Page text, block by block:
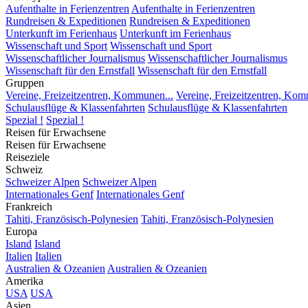
Aufenthalte in Ferienzentren Aufenthalte in Ferienzentren
Rundreisen & Expeditionen Rundreisen & Expeditionen
Unterkunft im Ferienhaus Unterkunft im Ferienhaus
Wissenschaft und Sport Wissenschaft und Sport
Wissenschaftlicher Journalismus Wissenschaftlicher Journalismus
Wissenschaft für den Ernstfall Wissenschaft für den Ernstfall
Gruppen
Vereine, Freizeitzentren, Kommunen... Vereine, Freizeitzentren,
Schulausflüge & Klassenfahrten Schulausflüge & Klassenfahrten
Spezial ! Spezial !
Reisen für Erwachsene
Reisen für Erwachsene
Reiseziele
Schweiz
Schweizer Alpen Schweizer Alpen
Internationales Genf Internationales Genf
Frankreich
Tahiti, Französisch-Polynesien Tahiti, Französisch-Polynesien
Europa
Island Island
Italien Italien
Australien & Ozeanien Australien & Ozeanien
Amerika
USA USA
Asien